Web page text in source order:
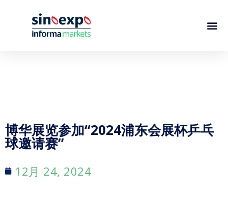
博华展览参加“2024浦东会展杯乒乓
球邀请赛”
12月 24, 2024